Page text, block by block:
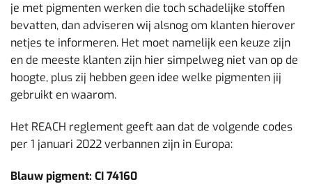
je met pigmenten werken die toch schadelijke stoffen
bevatten, dan adviseren wij alsnog om klanten hierover
netjes te informeren. Het moet namelijk een keuze zijn
en de meeste klanten zijn hier simpelweg niet van op de
hoogte, plus zij hebben geen idee welke pigmenten jij
gebruikt en waarom.
Het REACH reglement geeft aan dat de volgende codes
per 1 januari 2022 verbannen zijn in Europa:
Blauw pigment: CI 74160